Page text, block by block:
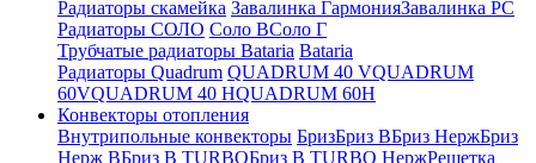
Радиаторы скамейка Завалинка ГармонияЗавалинка РС
Радиаторы СОЛО Соло ВСоло Г
Трубчатые радиаторы Bataria Bataria
Радиаторы Quadrum QUADRUM 40 VQUADRUM
60VQUADRUM 40 HQUADRUM 60H
Конвекторы отопления
Внутрипольные конвекторы БризБриз ВБриз НержБриз
Нерж ВБриз В TURBOБриз В TURBO НержРешетка